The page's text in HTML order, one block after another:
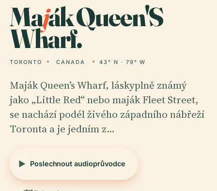
Maják Queen'S
Wharf.
TORONTO CANADA 43° N · 79° W
Maják Queen’s Wharf, láskyplně známý
jako „Little Red“ nebo maják Fleet Street,
se nachází podél živého západního nábřeží
Toronta a je jedním z…
Poslechnout audioprůvodce